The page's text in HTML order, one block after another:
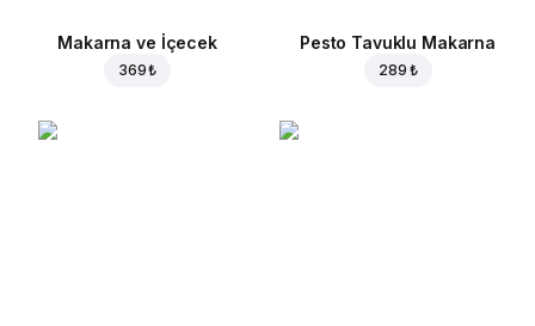
Makarna ve İçecek
369 ₺
Pesto Tavuklu Makarna
289 ₺